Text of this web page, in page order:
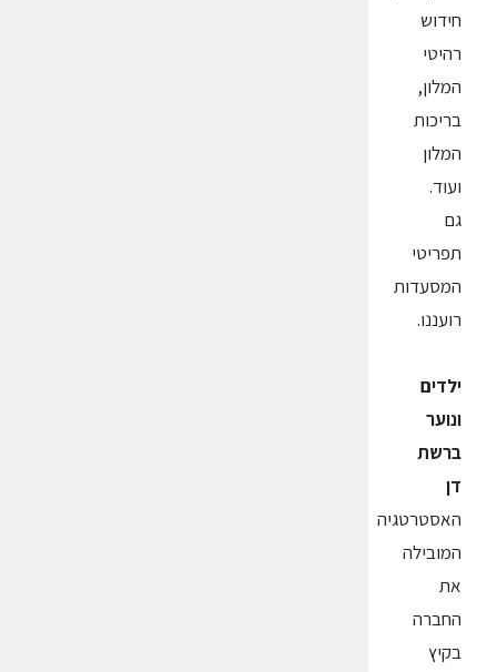
חידוש
רהיטי
המלון,
בריכות
המלון
ועוד.
גם
תפריטי
המסעדות
רועננו.
ילדים
ונוער
ברשת
דן
האסטרטגיה
המובילה
את
החברה
בקיץ